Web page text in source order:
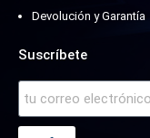
Devolución y Garantía
Suscríbete